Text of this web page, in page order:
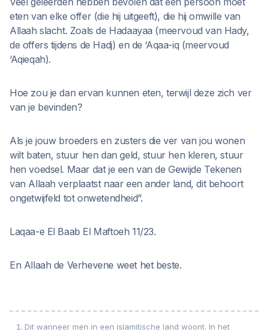
eten van elke offer (die hij uitgeeft), die hij omwille van
Allaah slacht. Zoals de Hadaayaa (meervoud van Hady,
de offers tijdens de Hadj) en de ‘Aqaa-iq (meervoud
‘Aqieqah).
Hoe zou je dan ervan kunnen eten, terwijl deze zich ver
van je bevinden?
Als je jouw broeders en zusters die ver van jou wonen
wilt baten, stuur hen dan geld, stuur hen kleren, stuur
hen voedsel. Maar dat je een van de Gewijde Tekenen
van Allaah verplaatst naar een ander land, dit behoort
ongetwijfeld tot onwetendheid”.
Laqaa-e El Baab El Maftoeh 11/23.
En Allaah de Verhevene weet het beste.
Dit wanneer men in een islamitische land woont. In het